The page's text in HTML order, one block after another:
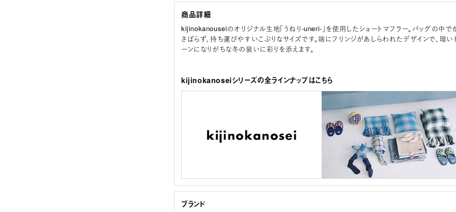
商品詳細
kijinokanouseiのオリジナル生地「うねり-uneri-」を使用したショートマフラー。バッグの中で
さばらず、持ち運びやすいこぶりなサイズです。端にフリンジがあしらわれたデザインで、暗い
ーンになりがちな冬の装いに彩りを添えます。
kijinokanoseiシリーズの全ラインナップはこちら
ブランド